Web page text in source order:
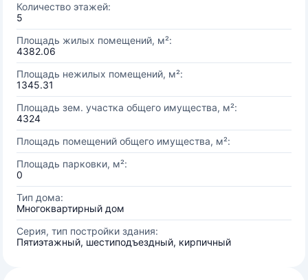
Количество этажей:
5
Площадь жилых помещений, м²:
4382.06
Площадь нежилых помещений, м²:
1345.31
Площадь зем. участка общего имущества, м²:
4324
Площадь помещений общего имущества, м²:
Площадь парковки, м²:
0
Тип дома:
Многоквартирный дом
Серия, тип постройки здания:
Пятиэтажный, шестиподъездный, кирпичный